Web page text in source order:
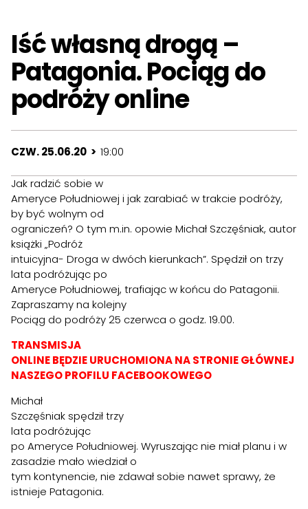
Iść własną drogą –
Patagonia. Pociąg do
podróży online
CZW. 25.06.20 > 19:00
Jak radzić sobie w
Ameryce Południowej i jak zarabiać w trakcie podróży,
by być wolnym od
ograniczeń? O tym m.in. opowie Michał Szczęśniak, autor
książki „Podróż
intuicyjna- Droga w dwóch kierunkach”. Spędził on trzy
lata podróżując po
Ameryce Południowej, trafiając w końcu do Patagonii.
Zapraszamy na kolejny
Pociąg do podróży 25 czerwca o godz. 19.00.
TRANSMISJA
ONLINE BĘDZIE URUCHOMIONA NA STRONIE GŁÓWNEJ
NASZEGO PROFILU FACEBOOKOWEGO
Michał
Szczęśniak spędził trzy
lata podróżując
po Ameryce Południowej. Wyruszając nie miał planu i w
zasadzie mało wiedział o
tym kontynencie, nie zdawał sobie nawet sprawy, że
istnieje Patagonia.